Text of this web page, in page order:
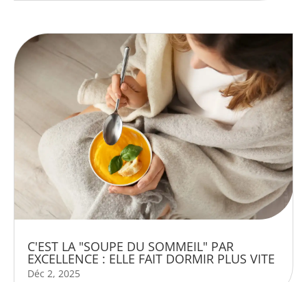
C'EST LA "SOUPE DU SOMMEIL" PAR
EXCELLENCE : ELLE FAIT DORMIR PLUS VITE
Déc 2, 2025